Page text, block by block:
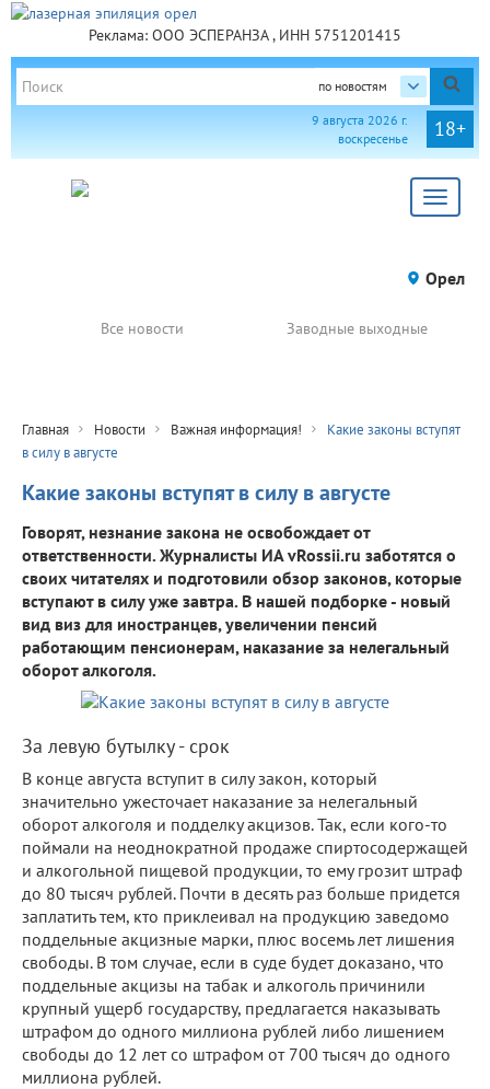
Реклама: ООО ЭСПЕРАНЗА , ИНН 5751201415
по новостям
18+
9 августа 2026 г.
воскресенье
Toggle
Орел
Все новости Заводные выходные
Главная Новости Важная информация!
Какие законы вступят
в силу в августе
Какие законы вступят в силу в августе
Говорят, незнание закона не освобождает от
ответственности. Журналисты ИА vRossii.ru заботятся о
своих читателях и подготовили обзор законов, которые
вступают в силу уже завтра. В нашей подборке - новый
вид виз для иностранцев, увеличении пенсий
работающим пенсионерам, наказание за нелегальный
оборот алкоголя.
За левую бутылку - срок
В конце августа вступит в силу закон, который
значительно ужесточает наказание за нелегальный
оборот алкоголя и подделку акцизов. Так, если кого-то
поймали на неоднократной продаже спиртосодержащей
и алкогольной пищевой продукции, то ему грозит штраф
до 80 тысяч рублей. Почти в десять раз больше придется
заплатить тем, кто приклеивал на продукцию заведомо
поддельные акцизные марки, плюс восемь лет лишения
свободы. В том случае, если в суде будет доказано, что
поддельные акцизы на табак и алкоголь причинили
крупный ущерб государству, предлагается наказывать
штрафом до одного миллиона рублей либо лишением
свободы до 12 лет со штрафом от 700 тысяч до одного
миллиона рублей.